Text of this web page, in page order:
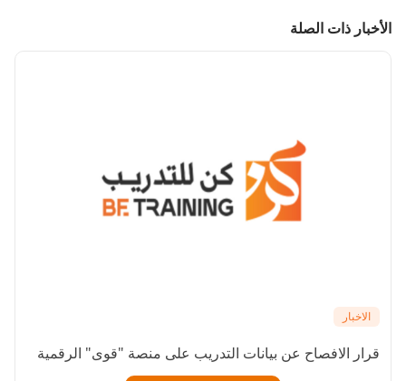
الأخبار ذات الصلة
الاخبار
قرار الافصاح عن بيانات التدريب على منصة "قوى" الرقمية